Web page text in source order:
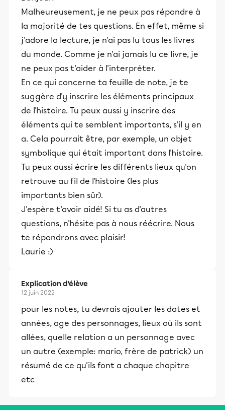
Malheureusement, je ne peux pas répondre à
la majorité de tes questions. En effet, même si
j'adore la lecture, je n'ai pas lu tous les livres
du monde. Comme je n'ai jamais lu ce livre, je
ne peux pas t'aider à l'interpréter.
En ce qui concerne ta feuille de note, je te
suggère d'y inscrire les éléments principaux
de l'histoire. Tu peux aussi y inscrire des
éléments qui te semblent importants, s'il y en
a. Cela pourrait être, par exemple, un objet
symbolique qui était important dans l'histoire.
Tu peux aussi écrire les différents lieux qu'on
retrouve au fil de l'histoire (les plus
importants bien sûr).
J'espère t'avoir aidé! Si tu as d'autres
questions, n'hésite pas à nous réécrire. Nous
te répondrons avec plaisir!
Laurie :)
Explication d’élève
12 juin 2022
pour les notes, tu devrais ajouter les dates et
années, age des personnages, lieux où ils sont
allées, quelle relation a un personnage avec
un autre (exemple: mario, frère de patrick) un
résumé de ce qu'ils font a chaque chapitre
etc